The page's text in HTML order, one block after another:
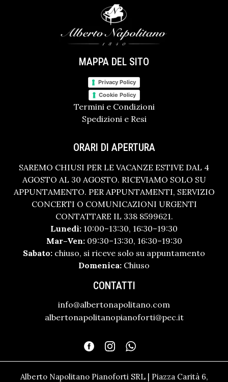
MAPPA DEL SITO
Privacy Policy
Cookie Policy
Termini e Condizioni
Spedizioni e Resi
ORARI DI APERTURA
SAREMO CHIUSI PER LE VACANZE ESTIVE DAL 4
AGOSTO AL 30 AGOSTO. RICEVIAMO SOLO SU
APPUNTAMENTO. PER APPUNTAMENTI, SERVIZIO
CONCERTI O COMUNICAZIONI URGENTI
CONTATTARE IL 338 8599621.
Lunedì: 10:00–13:30, 16:30–19:30
Mar–Ven:09:30–13:30, 16:30–19:30
Sabato: chiuso, si riceve solo su appuntamento
Domenica: Chiuso
CONTATTI
info@albertonapolitano.com
albertonapolitanopianoforti@pec.it
Alberto Napolitano Pianoforti SRL | Piazza Carità 6,